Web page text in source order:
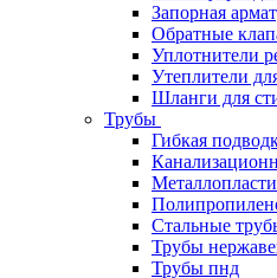
Запорная
Обратные
Уплотнители
Утеплители
Шланги для
Трубы
Гибкая
Стальные
Трубы
Трубы пнд